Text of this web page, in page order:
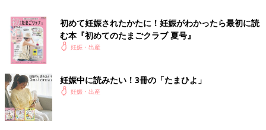
初めて妊娠されたかたに！妊娠がわかったら最初に読
む本『初めてのたまごクラブ 夏号』
妊娠・出産
妊娠中に読みたい！3冊の「たまひよ」
妊娠・出産